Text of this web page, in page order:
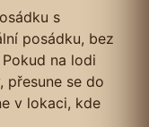
s
posádku, bez
na lodi
přesune se do
v lokaci, kde